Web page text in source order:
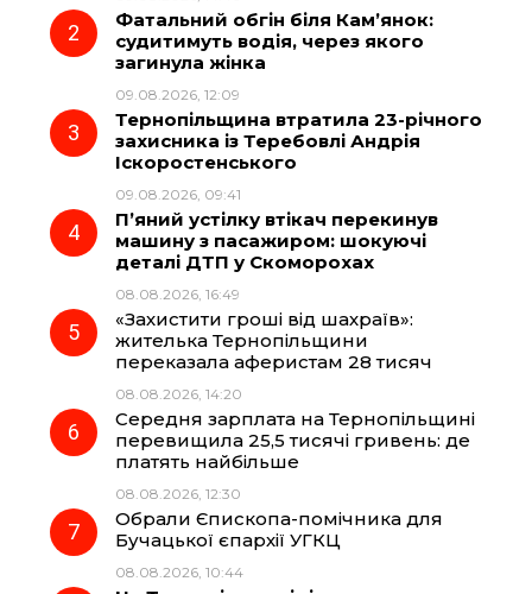
o
o
r
a p
Фатальний обгін біля Кам’янок:
судитимуть водія, через якого
загинула жінка
09.08.2026, 12:09
Тернопільщина втратила 23-річного
захисника із Теребовлі Андрія
Іскоростенського
09.08.2026, 09:41
П’яний устілку втікач перекинув
машину з пасажиром: шокуючі
деталі ДТП у Скоморохах
08.08.2026, 16:49
«Захистити гроші від шахраїв»:
жителька Тернопільщини
переказала аферистам 28 тисяч
08.08.2026, 14:20
Середня зарплата на Тернопільщині
перевищила 25,5 тисячі гривень: де
платять найбільше
08.08.2026, 12:30
Обрали Єпископа-помічника для
Бучацької єпархії УГКЦ
08.08.2026, 10:44